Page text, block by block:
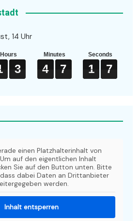
14 Uhr
Hours
3
3
3
3
Minutes
4
4
4
4 7
7
7
7
Seconds
1
1
1
1 6
7
6
7
einen Platzhalterinhalt von
auf den eigentlichen Inhalt
Sie auf den Button unten. Bitte
dabei Daten an Drittanbieter
werden.
Inhalt entsperren